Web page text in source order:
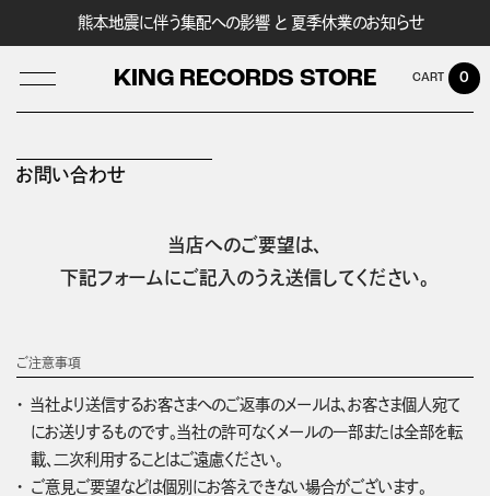
熊本地震に伴う集配への影響 と 夏季休業のお知らせ
KING RECORDS STORE 0
お問い合わせ
当店へのご要望は、
下記フォームにご記入のうえ送信してください。
ご注意事項
当社より送信するお客さまへのご返事のメールは、お客さま個人宛て
にお送りするものです。当社の許可なくメールの一部または全部を転
載、二次利用することはご遠慮ください。
ご意見ご要望などは個別にお答えできない場合がございます。